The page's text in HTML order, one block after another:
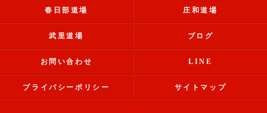
春日部道場 庄和道場
武里道場 ブログ
お問い合わせ LINE
プライバシーポリシー サイトマップ